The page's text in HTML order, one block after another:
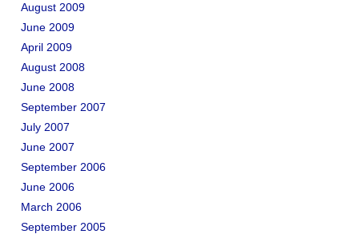
August 2009
June 2009
April 2009
August 2008
June 2008
September 2007
July 2007
June 2007
September 2006
June 2006
March 2006
September 2005